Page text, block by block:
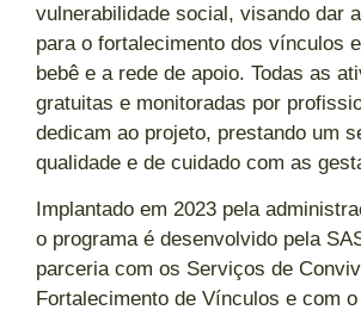
vulnerabilidade social, visando dar
para o fortalecimento dos vínculos
bebê e a rede de apoio. Todas as
gratuitas e monitoradas por
dedicam ao projeto, prestando um
qualidade e de cuidado com as
Implantado em 2023 pela
o programa é desenvolvido pela
parceria com os Serviços de
Fortalecimento de Vínculos e com o